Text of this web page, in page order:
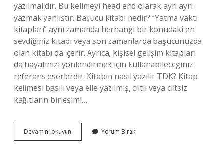
yazılmalıdır. Bu kelimeyi head end olarak ayrı ayrı
yazmak yanlıştır. Başucu kitabı nedir? “Yatma vakti
kitapları” aynı zamanda herhangi bir konudaki en
sevdiğiniz kitabı veya son zamanlarda başucunuzda
olan kitabı da içerir. Ayrıca, kişisel gelişim kitapları
da hayatınızı yönlendirmek için kullanabileceğiniz
referans eserlerdir. Kitabın nasıl yazılır TDK? Kitap
kelimesi basılı veya elle yazılmış, ciltli veya ciltsiz
kağıtların birleşimi…
Devamını okuyun
Ucu
Yorum Bırak